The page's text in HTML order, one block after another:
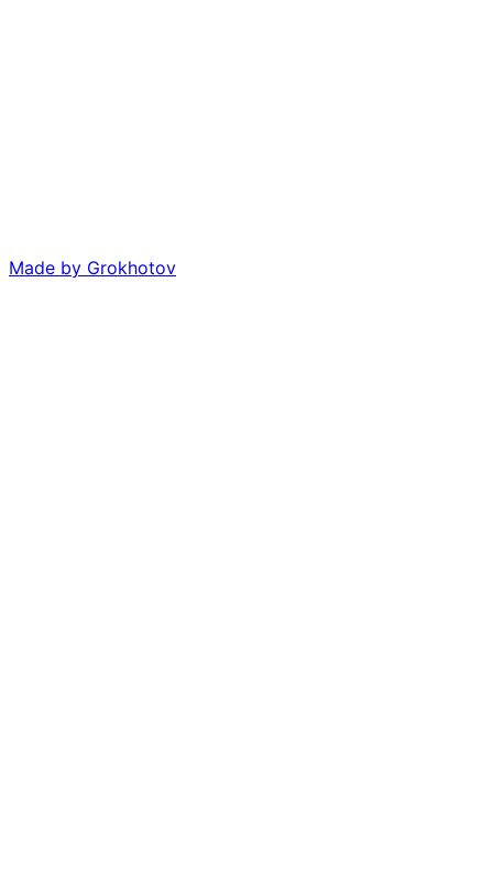
Made by Grokhotov